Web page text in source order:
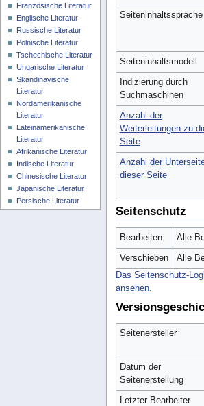
Seiteninhaltssprache
Seiteninhaltsmodell
Indizierung durch
Suchmaschinen
Anzahl der
Weiterleitungen zu
Seite
Anzahl der
dieser Seite
Seitenschutz
Bearbeiten Alle
Verschieben
Alle
Das Seitenschutz-
ansehen.
Seitenersteller
Datum der
Seitenerstellung
Letzter Bearbeiter
Französische Literatur
Englische Literatur
Russische Literatur
Polnische Literatur
Tschechische Literatur
Ungarische Literatur
Skandinavische
Literatur
Nordamerikanische
Literatur
Lateinamerikanische
Literatur
Afrikanische Literatur
Indische Literatur
Chinesische Literatur
Japanische Literatur
Persische Literatur